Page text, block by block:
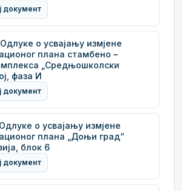
документ
о усвајању измјене
плана стамбено –
„Средњошколски
фаза И
документ
о усвајању измјене
плана „Доњи град“
блок 6
документ